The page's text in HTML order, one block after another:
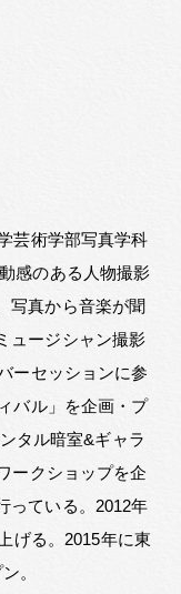
芸術学部写真学科
感のある人物撮影
写真から音楽が聞
ュージシャン撮影
ーセッションに参
バル」を企画・プ
タル暗室&ギャラ
ークショップを企
っている。2012年
げる。2015年に東
。